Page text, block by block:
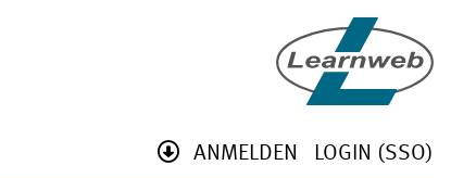
ANMELDEN LOGIN (SSO)